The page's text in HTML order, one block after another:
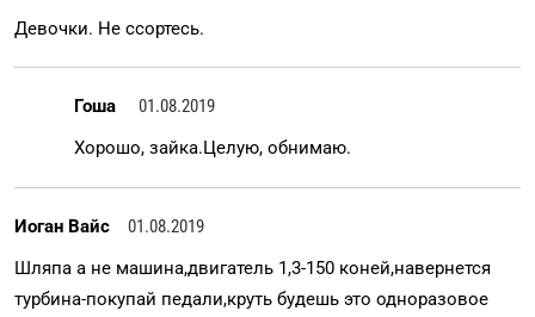
Девочки. Не ссортесь.
Гоша
01.08.2019
Хорошо, зайка.Целую, обнимаю.
Иоган Вайс
01.08.2019
Шляпа а не машина,двигатель 1,3-150 коней,навернется
турбина-покупай педали,круть будешь это одноразовое